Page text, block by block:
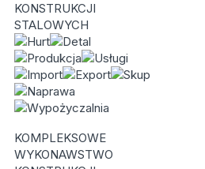
KONSTRUKCJI
STALOWYCH
KOMPLEKSOWE
WYKONAWSTWO